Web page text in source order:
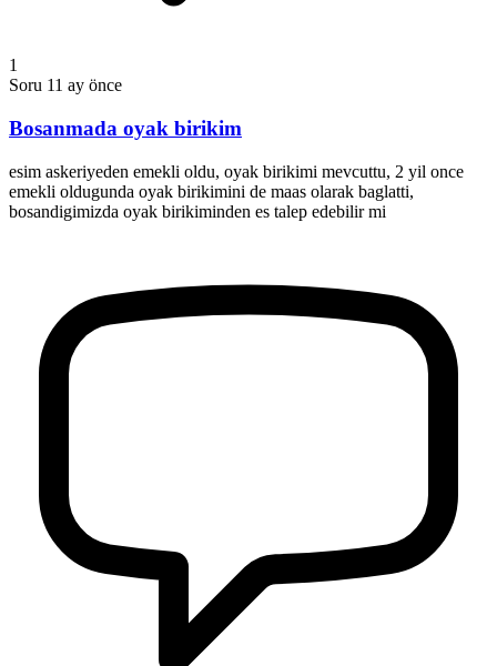
1
Soru 11 ay önce
Bosanmada oyak birikim
esim askeriyeden emekli oldu, oyak birikimi mevcuttu, 2 yil once
emekli oldugunda oyak birikimini de maas olarak baglatti,
bosandigimizda oyak birikiminden es talep edebilir mi